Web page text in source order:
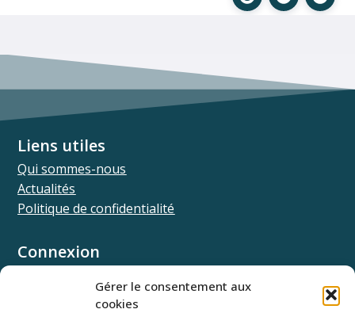
Gérer le consentement aux
cookies
Connexion
Univ.theia
Liens utiles
Qui sommes-nous
Actualités
Politique de confidentialité